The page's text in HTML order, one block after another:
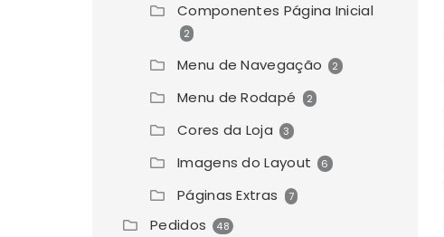
Componentes Página Inicial
2
Menu de Navegação 2
Menu de Rodapé 2
Cores da Loja 3
Imagens do Layout 6
Páginas Extras 7
Pedidos 48